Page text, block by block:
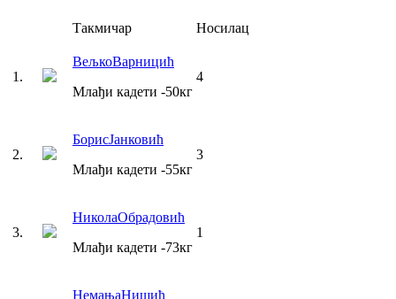
Такмичар Носилац
1 .
ВељкоВарницић
Млађи кадети -50кг
4
2.
БорисЈанковић
Млађи кадети -55кг
3
3.
НиколаОбрадовић
Млађи кадети -73кг
1
НемањаНишић